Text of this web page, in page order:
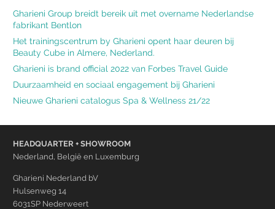
Gharieni Group breidt bereik uit met overname Nederlandse
fabrikant Bentlon
Het trainingscentrum by Gharieni opent haar deuren bij
Beauty Cube in Almere, Nederland.
Gharieni is brand official 2022 van Forbes Travel Guide
Duurzaamheid en sociaal engagement bij Gharieni
Nieuwe Gharieni catalogus Spa & Wellness 21/22
HEADQUARTER + SHOWROOM
Nederland, België en Luxemburg
Gharieni Nederland bV
Hulsenweg 14
6031SP Nederweert